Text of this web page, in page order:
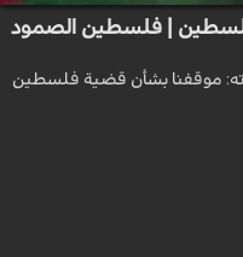
| فلسطين الصمود
موقفنا بشأن قضية فلسطين